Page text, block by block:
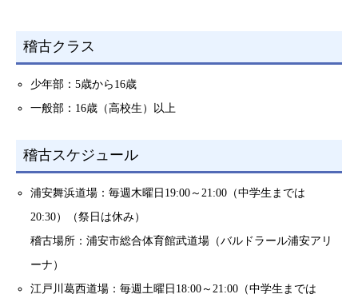
稽古クラス
少年部：5歳から16歳
一般部：16歳（高校生）以上
稽古スケジュール
浦安舞浜道場：毎週木曜日19:00～21:00（中学生までは
20:30）（祭日は休み）
稽古場所：浦安市総合体育館武道場（バルドラール浦安アリ
ーナ）
江戸川葛西道場：毎週土曜日18:00～21:00（中学生までは